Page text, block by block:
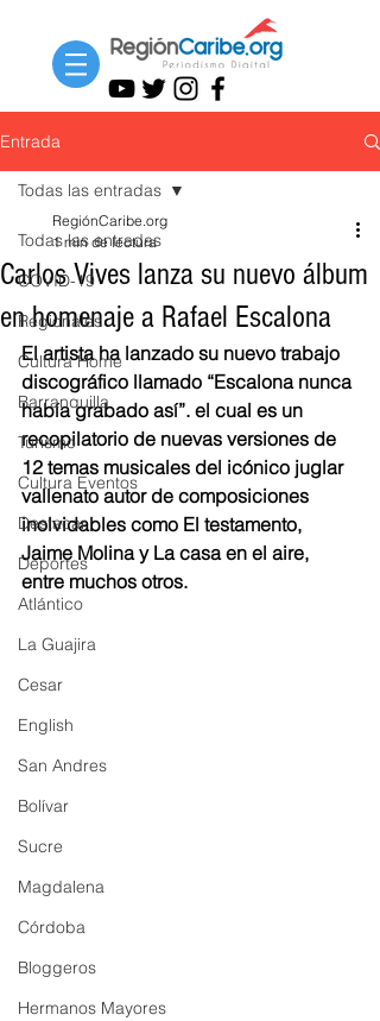
Entrada
Todas las entradas
COVID-19
Regionales
Cultura Home
Barranquilla
Turismo
Cultura Eventos
Destacar
Deportes
Atlántico
La Guajira
Cesar
English
San Andres
Bolívar
Sucre
Magdalena
Córdoba
Bloggeros
Hermanos Mayores
Todas las entradas
Carlos Vives lanza su nuevo álbum
en homenaje a Rafael Escalona
RegiónCaribe.org
1 min de lectura
El artista ha lanzado su nuevo trabajo
discográfico llamado “Escalona nunca
había grabado así”. el cual es un
recopilatorio de nuevas versiones de
12 temas musicales del icónico juglar
vallenato autor de composiciones
inolvidables como El testamento,
Jaime Molina y La casa en el aire,
entre muchos otros.